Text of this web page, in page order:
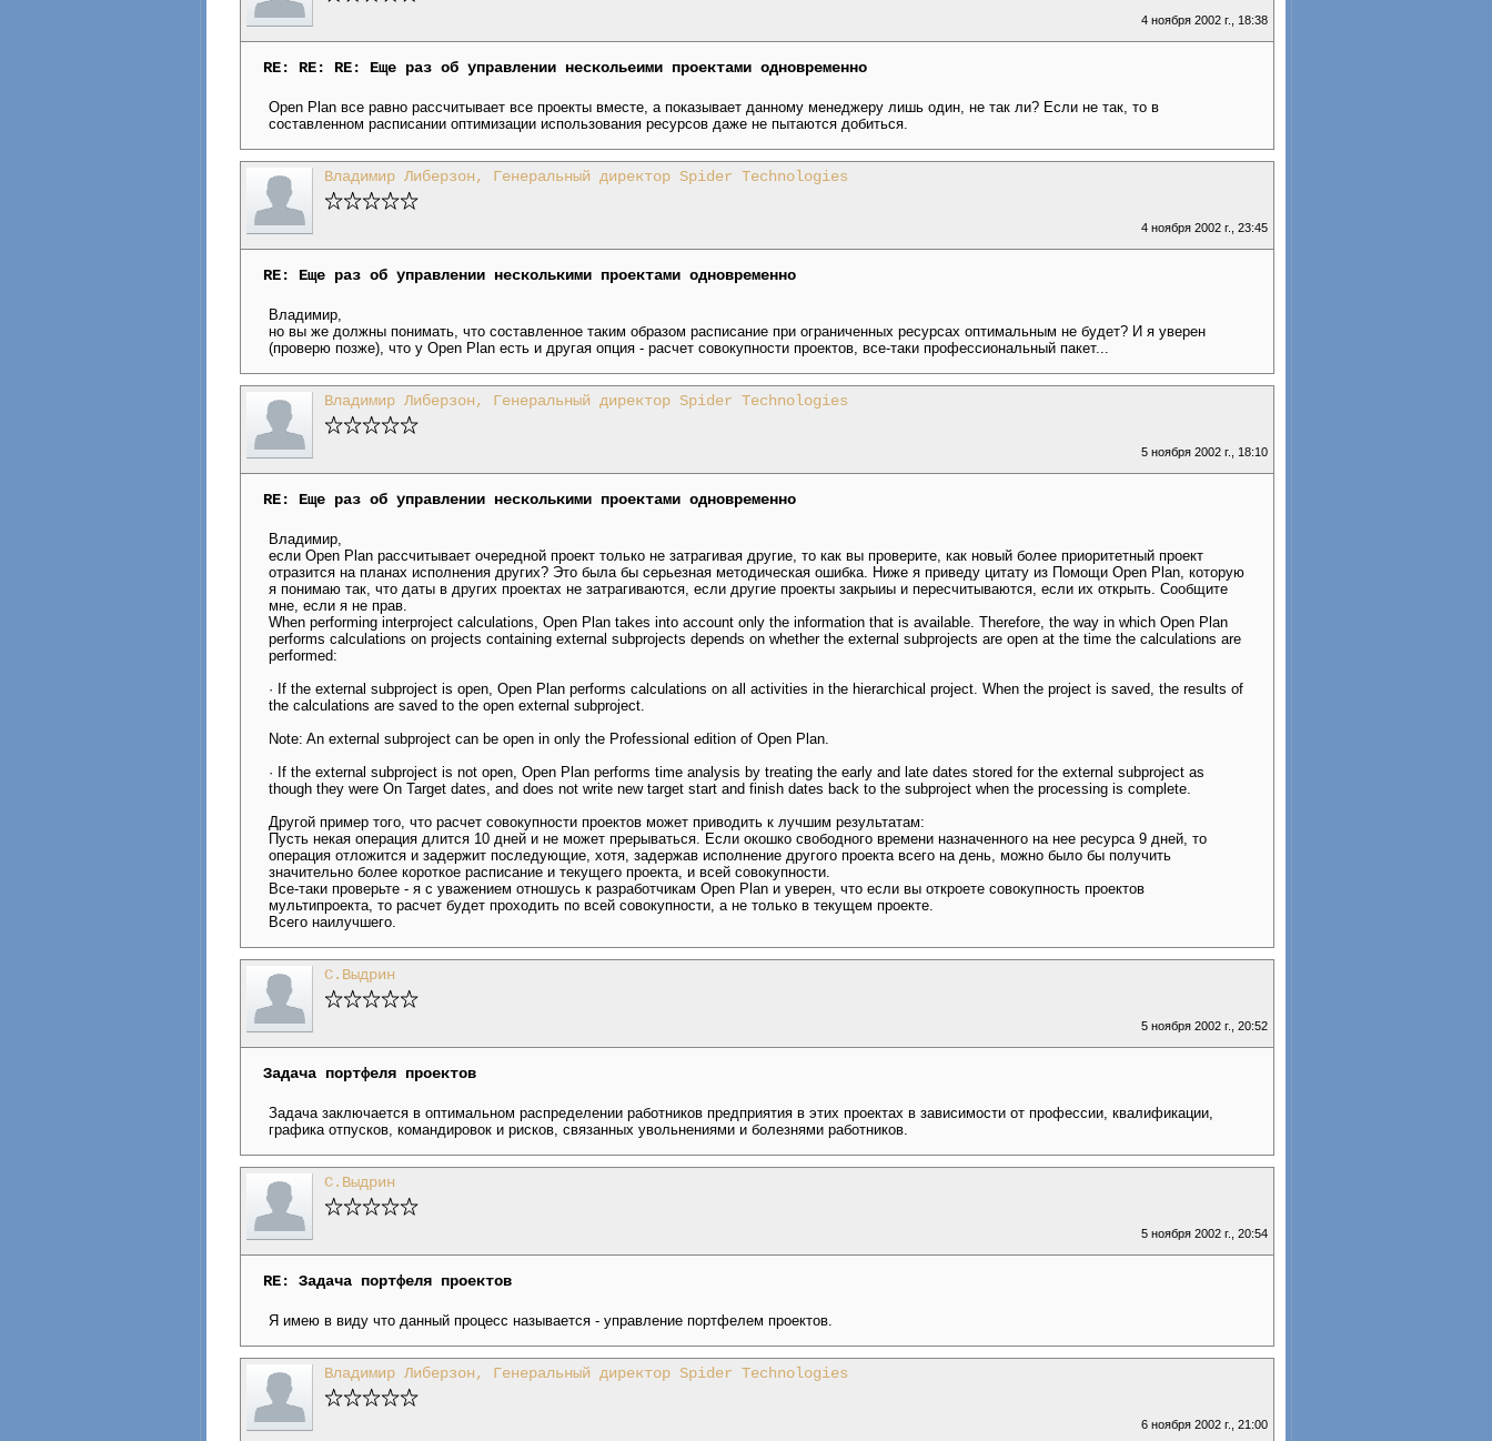
4 ноября 2002 г., 18:38
RE: RE: RE: Еще раз об управлении нескольеими проектами одновременно
Open Plan все равно рассчитывает все проекты вместе, а показывает данному менеджеру лишь один, не так ли? Если не так, то в
составленном расписании оптимизации использования ресурсов даже не пытаются добиться.
Владимир Либерзон, Генеральный директор Spider Technologies
4 ноября 2002 г., 23:45
RE: Еще раз об управлении несколькими проектами одновременно
Владимир,
но вы же должны понимать, что составленное таким образом расписание при ограниченных ресурсах оптимальным не будет? И я уверен
(проверю позже), что у Open Plan есть и другая опция - расчет совокупности проектов, все-таки профессиональный пакет...
Владимир Либерзон, Генеральный директор Spider Technologies
5 ноября 2002 г., 18:10
RE: Еще раз об управлении несколькими проектами одновременно
Владимир,
если Open Plan рассчитывает очередной проект только не затрагивая другие, то как вы проверите, как новый более приоритетный проект
отразится на планах исполнения других? Это была бы серьезная методическая ошибка. Ниже я приведу цитату из Помощи Open Plan, которую
я понимаю так, что даты в других проектах не затрагиваются, если другие проекты закрыиы и пересчитываются, если их открыть. Сообщите
мне, если я не прав.
When performing interproject calculations, Open Plan takes into account only the information that is available. Therefore, the way in which Open Plan
performs calculations on projects containing external subprojects depends on whether the external subprojects are open at the time the calculations are
performed:
· If the external subproject is open, Open Plan performs calculations on all activities in the hierarchical project. When the project is saved, the results of
the calculations are saved to the open external subproject.
Note: An external subproject can be open in only the Professional edition of Open Plan.
· If the external subproject is not open, Open Plan performs time analysis by treating the early and late dates stored for the external subproject as
though they were On Target dates, and does not write new target start and finish dates back to the subproject when the processing is complete.
Другой пример того, что расчет совокупности проектов может приводить к лучшим результатам:
Пусть некая операция длится 10 дней и не может прерываться. Если окошко свободного времени назначенного на нее ресурса 9 дней, то
операция отложится и задержит последующие, хотя, задержав исполнение другого проекта всего на день, можно было бы получить
значительно более короткое расписание и текущего проекта, и всей совокупности.
Все-таки проверьте - я с уважением отношусь к разработчикам Open Plan и уверен, что если вы откроете совокупность проектов
мультипроекта, то расчет будет проходить по всей совокупности, а не только в текущем проекте.
Всего наилучшего.
С.Выдрин
5 ноября 2002 г., 20:52
Задача портфеля проектов
Задача заключается в оптимальном распределении работников предприятия в этих проектах в зависимости от профессии, квалификации,
графика отпусков, командировок и рисков, связанных увольнениями и болезнями работников.
С.Выдрин
5 ноября 2002 г., 20:54
RE: Задача портфеля проектов
Я имею в виду что данный процесс называется - управление портфелем проектов.
Владимир Либерзон, Генеральный директор Spider Technologies
6 ноября 2002 г., 21:00